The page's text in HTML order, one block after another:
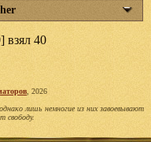
взял 40
, 2026
лишь немногие из них завоевывают
свободу.